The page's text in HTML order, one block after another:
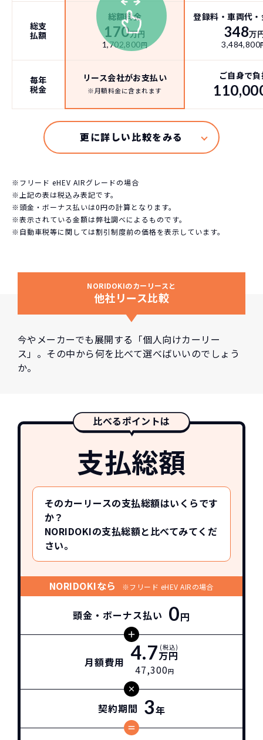
総支
払額
総額料金
170万円
1,702,800円
登録料・車両代
348万
3,484,800
毎年
税金
リース会社がお支払い
※月額料金に含まれます
ご自身で
※フリード eHEV AIRグレードの場合
※上記の表は税込み表記です。
※頭金・ボーナス払いは0円の計算となります。
※表示されている金額は弊社調べによるものです。
※自動車税等に関しては割引制度前の価格を表示しています。
NORIDOKIのカーリースと
他社リース比較
今やメーカーでも展開する「個人向けカーリー
ス」。その中から何を比べて選べばいいのでしょう
か。
比べるポイントは
支払総額
そのカーリースの支払総額はいくらです
か？
NORIDOKIの支払総額と比べてみてくだ
さい。
NORIDOKIなら ※フリード eHEV AIRの場合
頭金・ボーナス払い 0円
月額費用 4.7万円
(税込)
47,300円
契約期間 3年